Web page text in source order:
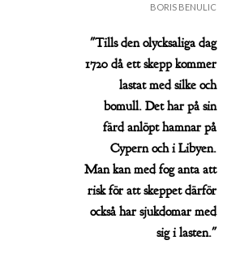
BORIS BENULIC
"Tills den olycksaliga dag
1720 då ett skepp kommer
lastat med silke och
bomull. Det har på sin
färd anlöpt hamnar på
Cypern och i Libyen.
Man kan med fog anta att
risk för att skeppet därför
också har sjukdomar med
sig i lasten."